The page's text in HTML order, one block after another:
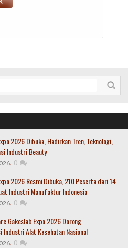
2026 Dibuka, Hadirkan Tren, Teknologi,
Industri Beauty
, 0
2026 Resmi Dibuka, 210 Peserta dari 14
Industri Manufaktur Indonesia
, 0
Gakeslab Expo 2026 Dorong
Industri Alat Kesehatan Nasional
, 0